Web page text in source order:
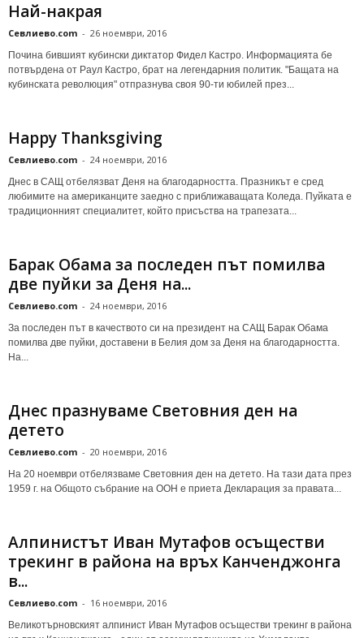
Най-накрая
Севлиево.com - 26 ноември, 2016
Почина бившият кубински диктатор Фидел Кастро. Информацията бе
потвърдена от Раул Кастро, брат на легендарния политик. "Бащата на
кубинската революция" отпразнува своя 90-ти юбилей през...
Happy Thanksgiving
Севлиево.com - 24 ноември, 2016
Днес в САЩ отбелязват Деня на благодарността. Празникът е сред
любимите на американците заедно с приближаващата Коледа. Пуйката е
традиционният специалитет, който присъства на трапезата...
Барак Обама за последен път помилва
две пуйки за Деня на...
Севлиево.com - 24 ноември, 2016
За последен път в качеството си на президент на САЩ Барак Обама
помилва две пуйки, доставени в Белия дом за Деня на благодарността.
На...
Днес празнуваме Световния ден на
детето
Севлиево.com - 20 ноември, 2016
На 20 ноември отбелязваме Световния ден на детето. На тази дата през
1959 г. на Общото събрание на ООН е приета Декларация за правата...
Алпинистът Иван Мутафов осъществи
трекинг в района на връх Канченджонга
в...
Севлиево.com - 16 ноември, 2016
Великотърновският алпинист Иван Мутафов осъществи трекинг в района